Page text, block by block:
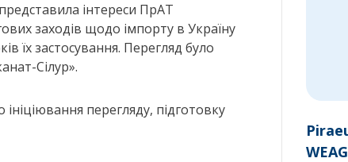
інтереси ПрАТ
заходів щодо імпорту в Україну
їх застосування. Перегляд було
Сілур».
перегляду, підготовку